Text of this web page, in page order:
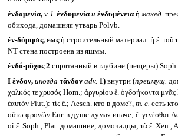
ἐνδομενία, v. l. ἐνδυμενία и ἐνδυμένεια ἡ макед.
обихода, домашняя утварь Polyb.
ἐν-δόμησις, εωςἡ строительный материал: ἡ ἐ. τοῦ
NT стена построена из яшмы.
ἐνδό-μῠχος 2 спрятанный в глубине (пещеры) Soph.
I ἔνδον, иногда τἄνδον adv. 1)внутри (преимущ.
χαλκός τε χρυσός Hom.; ἀργυρίου ἔ. ὀγδοήκοντα
ἑαυτόν Plut.): τίς ἔ.; Aesch. кто в доме?, т. е. есть
οὕτω φρονῶν Eur. в душе думая иначе; ἔ. γενέσθαι
οἱ ἔ. Soph., Plat. домашние, домочадцы; τὰ ἔ. Xen.,